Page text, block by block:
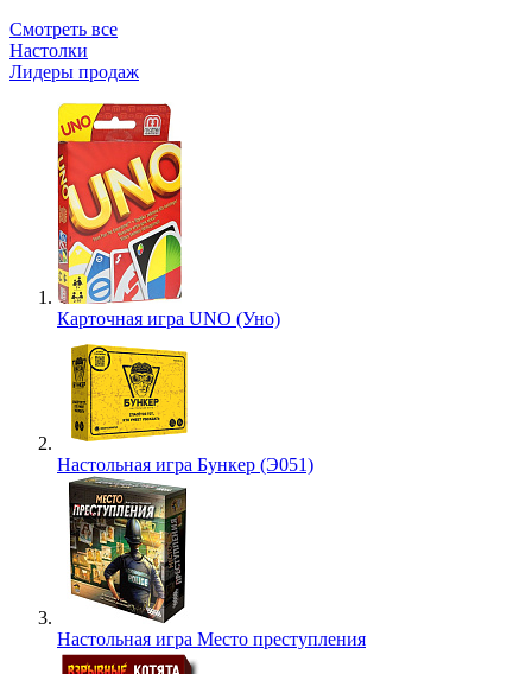
Смотреть все
Настолки
Лидеры продаж
Карточная игра UNO (Уно)
Настольная игра Бункер (Э051)
Настольная игра Место преступления